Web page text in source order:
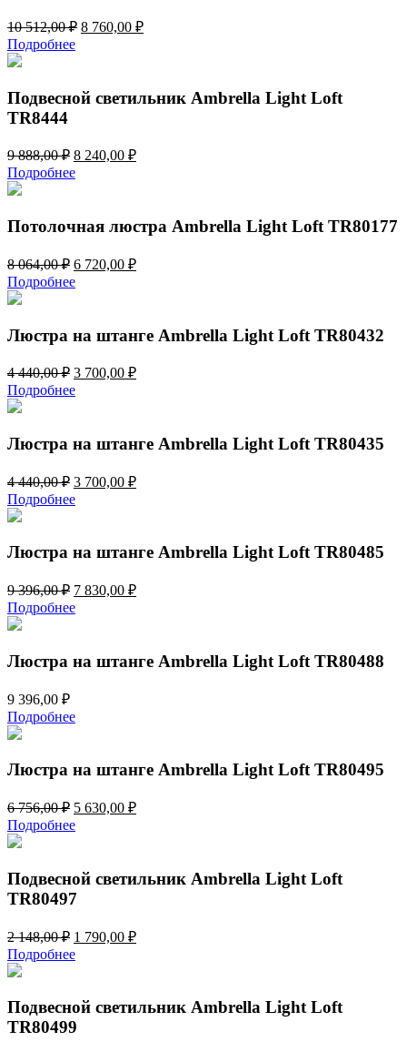
10 512,00₽ Первоначальная
512,00 ₽.
8 760,00 ₽Текущая
Подробнее
Подвесной светильник Ambrella Light Loft
TR8444
9 888,00₽ Первоначальная
цена
составляла
888,00 ₽.
8 240,00 ₽Текущая
Подробнее
Потолочная люстра Ambrella Light Loft TR80177
8 064,00₽ Первоначальная
цена
составляла
6 720,00 ₽Текущая
Подробнее
Люстра на штанге Ambrella Light Loft TR80432
4 440,00₽ Первоначальная
цена
составляла
3 700,00 ₽Текущая
Подробнее
Люстра на штанге Ambrella Light Loft TR80435
4 440,00₽ Первоначальная
цена
составляла
440,00 ₽.
3 700,00 ₽Текущая
Подробнее
Люстра на штанге Ambrella Light Loft TR80485
9 396,00₽ Первоначальная
цена
составляла
7 830,00 ₽Текущая
Подробнее
Люстра на штанге Ambrella Light Loft TR80488
9 396,00 ₽
Подробнее
Люстра на штанге Ambrella Light Loft TR80495
6 756,00₽ Первоначальная
цена
составляла
756,00 ₽.
5 630,00 ₽Текущая
Подробнее
Подвесной светильник Ambrella Light Loft
TR80497
2 148,00₽ Первоначальная
цена
составляла
148,00 ₽.
1 790,00 ₽Текущая
Подробнее
Подвесной светильник Ambrella Light Loft
TR80499